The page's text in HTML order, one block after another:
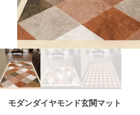
モダンダイヤモンド玄関マット